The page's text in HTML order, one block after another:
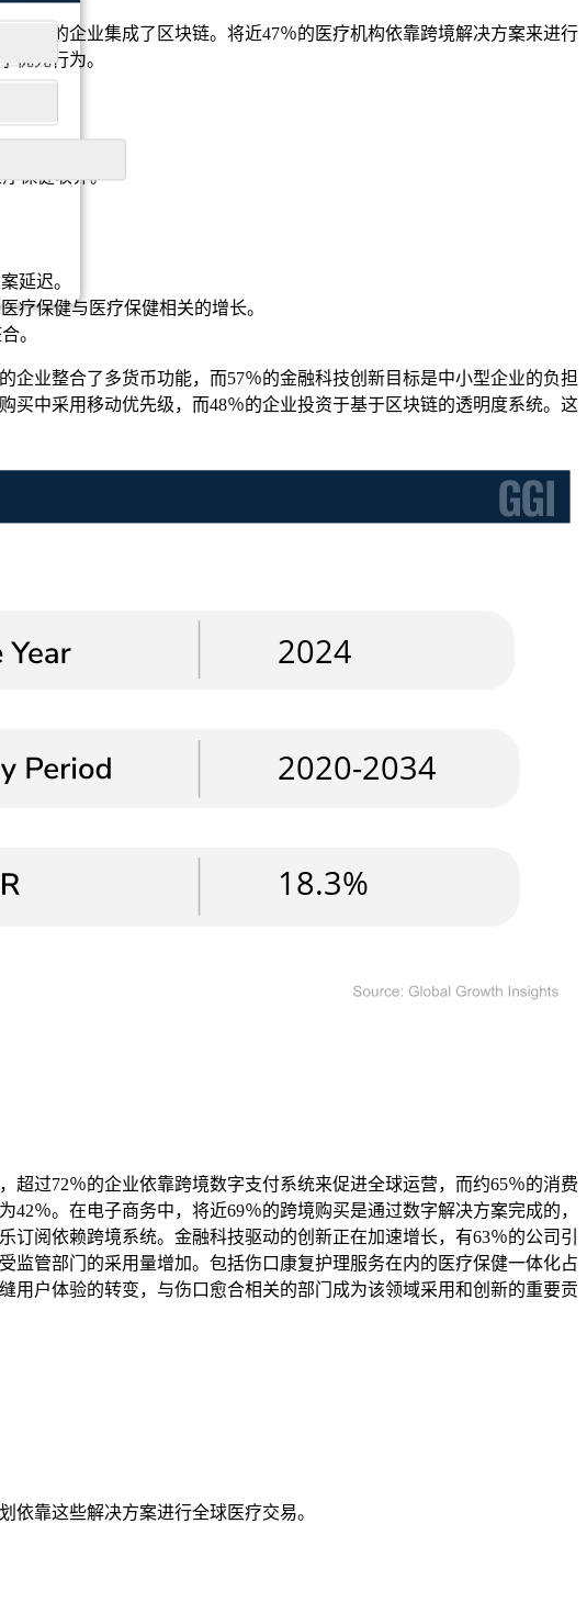
％的企业集成了区块链。将近47％的医疗机构依靠跨境解决方案来进行
优先行为。
157亿美元。
保健收养。
延迟。
疗保健与医疗保健相关的增长。
。
业整合了多货币功能，而57％的金融科技创新目标是中小型企业的负担
买中采用移动优先级，而48％的企业投资于基于区块链的透明度系统。这
过72％的企业依靠跨境数字支付系统来促进全球运营，而约65％的消费
％。在电子商务中，将近69％的跨境购买是通过数字解决方案完成的，
阅依赖跨境系统。金融科技驱动的创新正在加速增长，有63％的公司引
监管部门的采用量增加。包括伤口康复护理服务在内的医疗保健一体化占
户体验的转变，与伤口愈合相关的部门成为该领域采用和创新的重要贡
依靠这些解决方案进行全球医疗交易。